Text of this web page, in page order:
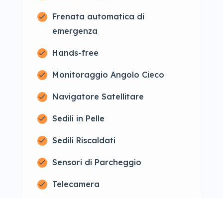
Frenata automatica di
emergenza
Hands-free
Monitoraggio Angolo Cieco
Navigatore Satellitare
Sedili in Pelle
Sedili Riscaldati
Sensori di Parcheggio
Telecamera